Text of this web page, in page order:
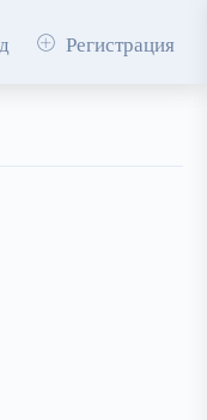
Регистрация